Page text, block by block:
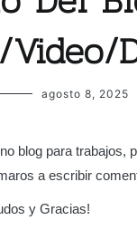
agosto 8, 2025
blog para trabajos,
a escribir
y Gracias!